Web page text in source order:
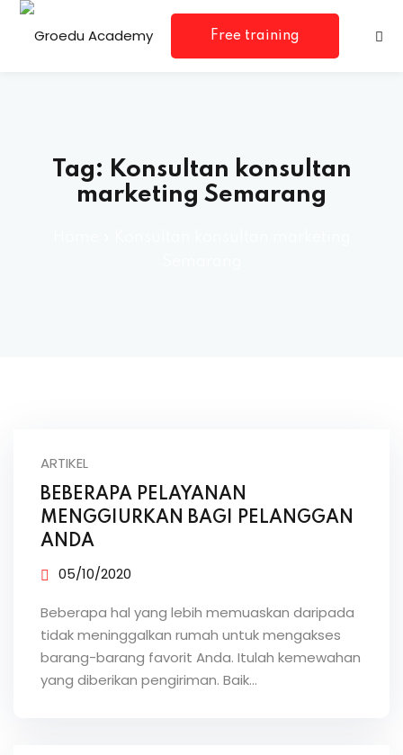
Free training
Tag: Konsultan konsultan
marketing Semarang
ARTIKEL
BEBERAPA PELAYANAN
MENGGIURKAN BAGI PELANGGAN
ANDA
05/10/2020
Beberapa hal yang lebih memuaskan daripada
tidak meninggalkan rumah untuk mengakses
barang-barang favorit Anda. Itulah kemewahan
yang diberikan pengiriman. Baik…